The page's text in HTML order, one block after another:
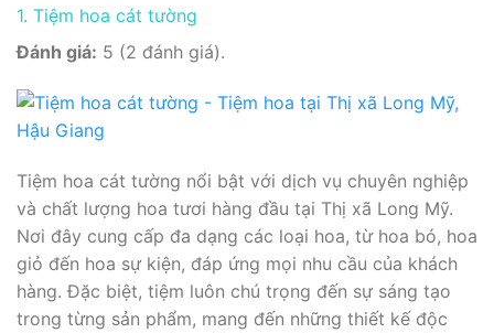
1. Tiệm hoa cát tường
Đánh giá: 5 (2 đánh giá).
Tiệm hoa cát tường nổi bật với dịch vụ chuyên nghiệp
và chất lượng hoa tươi hàng đầu tại Thị xã Long Mỹ.
Nơi đây cung cấp đa dạng các loại hoa, từ hoa bó, hoa
giỏ đến hoa sự kiện, đáp ứng mọi nhu cầu của khách
hàng. Đặc biệt, tiệm luôn chú trọng đến sự sáng tạo
trong từng sản phẩm, mang đến những thiết kế độc